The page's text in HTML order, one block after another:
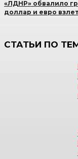
«ЛДНР» обвалило
доллар и евро
СТАТЬИ ПО